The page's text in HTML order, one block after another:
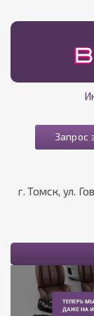
Запрос
г. Томск, ул.